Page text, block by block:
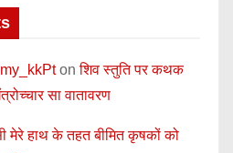
onशिव स्तुति पर कथक
सा वातावरण
मेरे हाथ के तहत बीमित कृषकों को